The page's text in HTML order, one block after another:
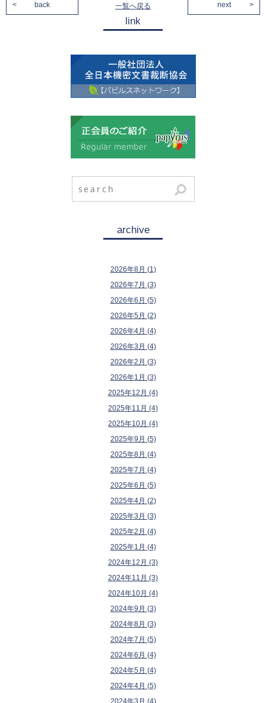
back next
一覧へ戻る
link
archive
2026年8月 (1)
2026年7月 (3)
2026年6月 (5)
2026年5月 (2)
2026年4月 (4)
2026年3月 (4)
2026年2月 (3)
2026年1月 (3)
2025年12月 (4)
2025年11月 (4)
2025年10月 (4)
2025年9月 (5)
2025年8月 (4)
2025年7月 (4)
2025年6月 (5)
2025年4月 (2)
2025年3月 (3)
2025年2月 (4)
2025年1月 (4)
2024年12月 (3)
2024年11月 (3)
2024年10月 (4)
2024年9月 (3)
2024年8月 (3)
2024年7月 (5)
2024年6月 (4)
2024年5月 (4)
2024年4月 (5)
2024年3月 (4)